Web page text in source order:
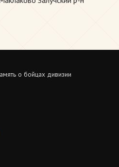
о бойцах дивизии